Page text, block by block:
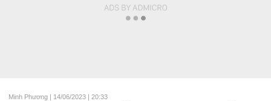
Minh Phương | 14/06/2023 | 20:33